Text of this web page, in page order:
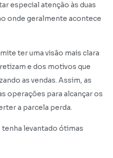
especial atenção às duas
onde geralmente acontece
ter uma visão mais clara
e dos motivos que
as vendas. Assim, as
operações para alcançar os
a parcela perda.
levantado ótimas